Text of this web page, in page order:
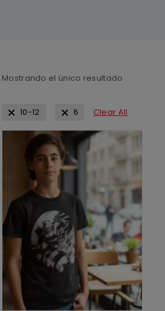
Mostrando el único resultado
10-12 6 Clear All